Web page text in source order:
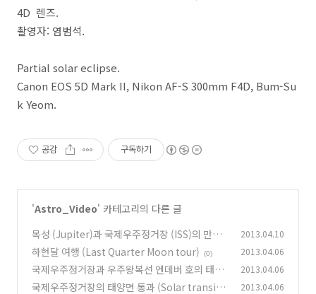
4D 렌즈.
촬영자: 염범석.
Partial solar eclipse.
Canon EOS 5D Mark II, Nikon AF-S 300mm F4D, Bum-Su
k Yeom.
공감 구독하기
'Astro_Video' 카테고리의 다른 글
목성 (Jupiter)과 국제우주정거장 (ISS)의 만남
(0)
2013.04.10
하현달 여행 (Last Quarter Moon tour) (0) 2013.04.06
국제우주정거장과 우주왕복선 엔데버 호의 태양
면 통과 (0)
2013.04.06
국제우주정거장의 태양면 통과 (Solar transit
2013.04.06